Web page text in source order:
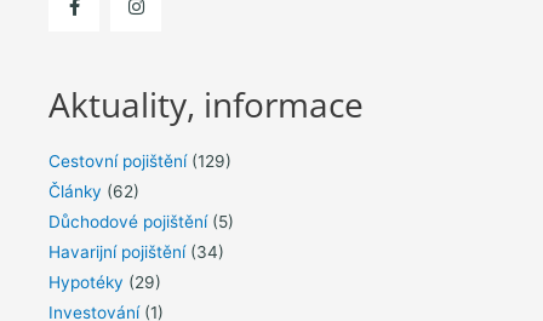
Aktuality, informace
Cestovní pojištění(129)
Články (62)
Důchodové pojištění(5)
Havarijní pojištění(34)
Hypotéky (29)
Investování(1)